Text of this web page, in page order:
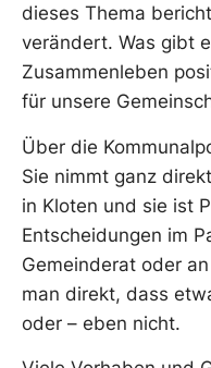
dieses Thema
verändert. Was gibt
Zusammenleben
für unsere
Über die
Sie nimmt ganz
in Kloten und sie ist
Entscheidungen im
Gemeinderat oder
man direkt, dass
oder – eben nicht.